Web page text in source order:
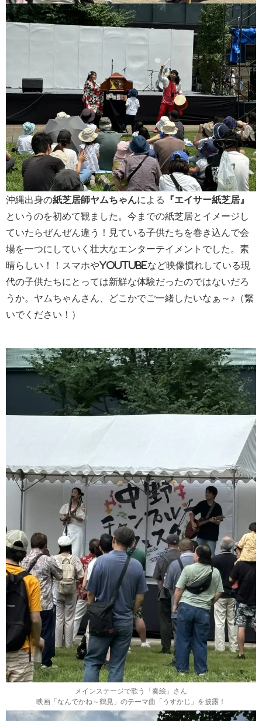
沖縄出身の紙芝居師ヤムちゃんによる
『エイサー紙芝居』
というのを初めて観ました。今までの紙芝居とイメージし
ていたらぜんぜん違う！見ている子供たちを巻き込んで会
場を一つにしていく壮大なエンターテイメントでした。素
晴らしい！！スマホやYouTubeなど映像慣れしている現
代の子供たちにとっては新鮮な体験だったのではないだろ
うか。ヤムちゃんさん、どこかでご一緒したいなぁ～♪（繋
いでください！）
メインステージで歌う「奏絵」さん
映画「なんでかね～鶴見」のテーマ曲「うすかじ」を披露！